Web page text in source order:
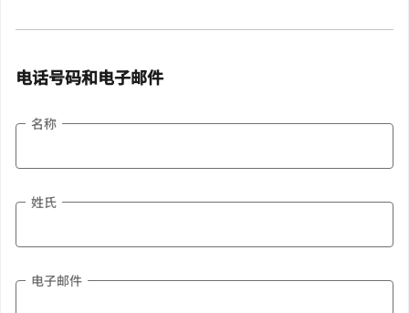
电话号码和电子邮件
名称
姓氏
电子邮件